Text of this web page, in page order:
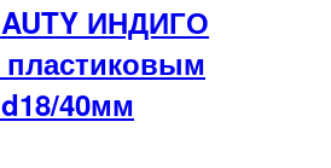
ИНДИГО
40мм